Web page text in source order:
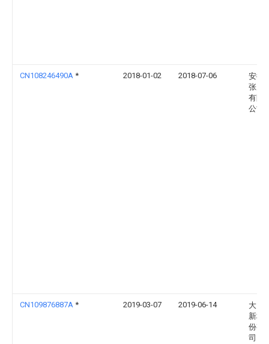
CN108246490A * 2018-01-02 2018-07-06
安徽
张庄
有限
公司
CN109876887A * 2019-03-07 2019-06-14
大同
新材
份有
司